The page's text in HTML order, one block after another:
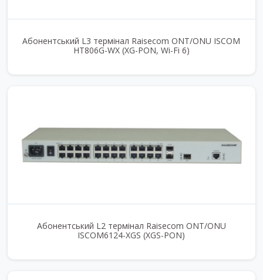
Абонентський L3 термінал Raisecom ONT/ONU ISCOM
HT806G-WX (XG-PON, Wi-Fi 6)
Абонентський L2 термінал Raisecom ONT/ONU
ISCOM6124-XGS (XGS-PON)